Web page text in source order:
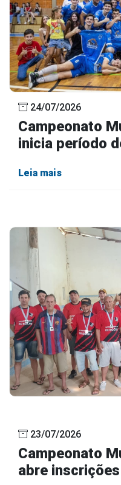
24/07/2026
Campeonato
inicia período
Leia mais
23/07/2026
Campeonato
abre